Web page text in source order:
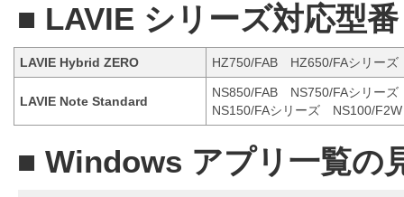
■ LAVIE シリーズ対応型番
LAVIE Hybrid ZERO HZ750/FAB HZ650/FAシリー
LAVIE Note Standard
NS850/FAB NS750/FAシリー
NS150/FAシリーズ NS100/
■ Windows アプリ一覧の